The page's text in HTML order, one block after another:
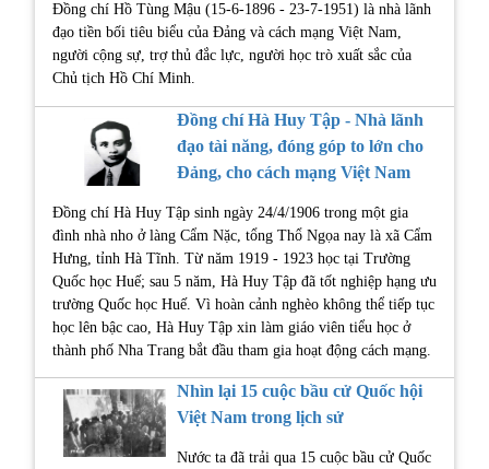
Đồng chí Hồ Tùng Mậu (15-6-1896 - 23-7-1951) là nhà lãnh
đạo tiền bối tiêu biểu của Đảng và cách mạng Việt Nam,
người cộng sự, trợ thủ đắc lực, người học trò xuất sắc của
Chủ tịch Hồ Chí Minh.
Đồng chí Hà Huy Tập - Nhà lãnh
đạo tài năng, đóng góp to lớn cho
Đảng, cho cách mạng Việt Nam
Đồng chí Hà Huy Tập sinh ngày 24/4/1906 trong một gia
đình nhà nho ở làng Cẩm Nặc, tổng Thổ Ngọa nay là xã Cẩm
Hưng, tỉnh Hà Tĩnh. Từ năm 1919 - 1923 học tại Trường
Quốc học Huế; sau 5 năm, Hà Huy Tập đã tốt nghiệp hạng ưu
trường Quốc học Huế. Vì hoàn cảnh nghèo không thể tiếp tục
học lên bậc cao, Hà Huy Tập xin làm giáo viên tiểu học ở
thành phố Nha Trang bắt đầu tham gia hoạt động cách mạng.
Nhìn lại 15 cuộc bầu cử Quốc hội
Việt Nam trong lịch sử
Nước ta đã trải qua 15 cuộc bầu cử Quốc